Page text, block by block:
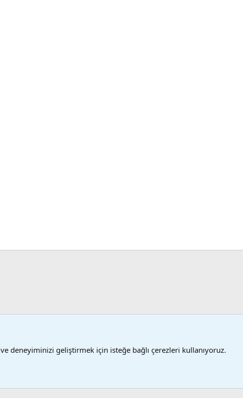
XenForo 2 Türkçe yama 🇹🇷 [XGT] Yazılım ve web
ve deneyiminizi geliştirmek için isteğe bağlı çerezleri kullanıyoruz.